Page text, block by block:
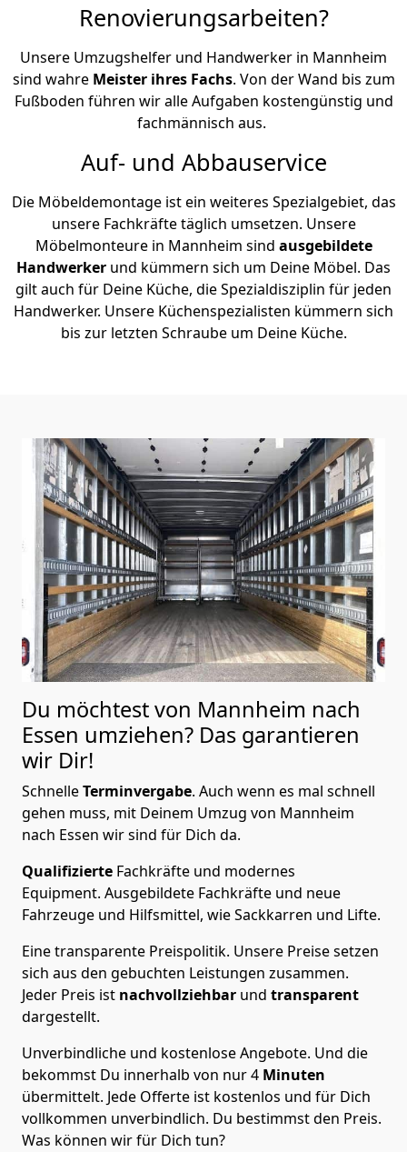
Renovierungsarbeiten?
Unsere Umzugshelfer und Handwerker in Mannheim
sind wahre Meister ihres Fachs. Von der Wand bis zum
Fußboden führen wir alle Aufgaben kostengünstig und
fachmännisch aus.
Auf- und Abbauservice
Die Möbeldemontage ist ein weiteres Spezialgebiet, das
unsere Fachkräfte täglich umsetzen. Unsere
Möbelmonteure in Mannheim sind ausgebildete
Handwerker und kümmern sich um Deine Möbel. Das
gilt auch für Deine Küche, die Spezialdisziplin für jeden
Handwerker. Unsere Küchenspezialisten kümmern sich
bis zur letzten Schraube um Deine Küche.
Du möchtest von Mannheim nach
Essen umziehen? Das garantieren
wir Dir!
SchnelleTerminvergabe. Auch wenn es mal schnell
gehen muss, mit Deinem Umzug von Mannheim
nach Essen wir sind für Dich da.
Qualifizierte Fachkräfte und modernes
Equipment. Ausgebildete Fachkräfte und neue
Fahrzeuge und Hilfsmittel, wie Sackkarren und Lifte.
Eine transparente Preispolitik. Unsere Preise setzen
sich aus den gebuchten Leistungen zusammen.
Jeder Preis ist nachvollziehbar und transparent
dargestellt.
Unverbindliche und kostenlose Angebote. Und die
bekommst Du innerhalb von nur4 Minuten
übermittelt. Jede Offerte ist kostenlos und für Dich
vollkommen unverbindlich. Du bestimmst den Preis.
Was können wir für Dich tun?